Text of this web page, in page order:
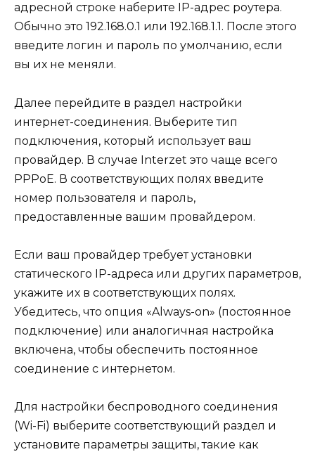
адресной строке наберите IP-адрес роутера.
Обычно это 192.168.0.1 или 192.168.1.1. После этого
введите логин и пароль по умолчанию, если
вы их не меняли.
Далее перейдите в раздел настройки
интернет-соединения. Выберите тип
подключения, который использует ваш
провайдер. В случае Interzet это чаще всего
PPPoE. В соответствующих полях введите
номер пользователя и пароль,
предоставленные вашим провайдером.
Если ваш провайдер требует установки
статического IP-адреса или других параметров,
укажите их в соответствующих полях.
Убедитесь, что опция «Always-on» (постоянное
подключение) или аналогичная настройка
включена, чтобы обеспечить постоянное
соединение с интернетом.
Для настройки беспроводного соединения
(Wi-Fi) выберите соответствующий раздел и
установите параметры защиты, такие как